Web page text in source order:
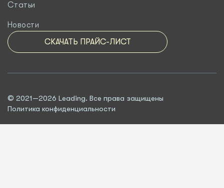
Статьи
Новости
СКАЧАТЬ ПРАЙС-ЛИСТ
© 2021—2026 Leading. Все права защищены
Политика конфиденциальности